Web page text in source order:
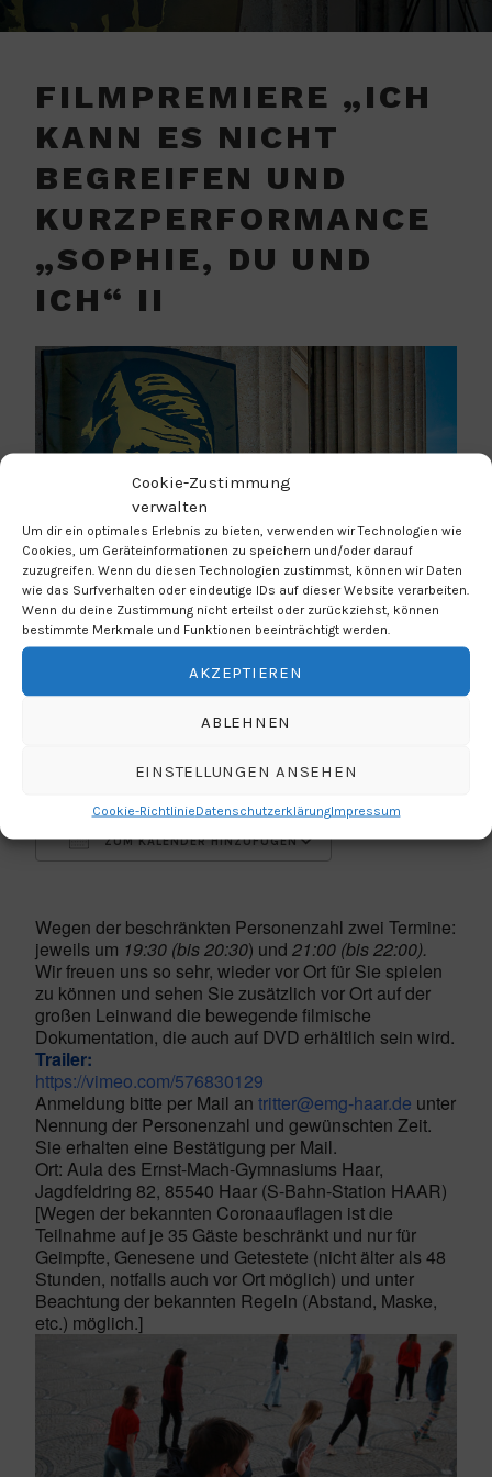
Cookie-Zustimmung
verwalten
Um dir ein optimales Erlebnis zu bieten, verwenden wir Technologien wie
Cookies, um Geräteinformationen zu speichern und/oder darauf
zuzugreifen. Wenn du diesen Technologien zustimmst, können wir Daten
wie das Surfverhalten oder eindeutige IDs auf dieser Website verarbeiten.
Wenn du deine Zustimmung nicht erteilst oder zurückziehst, können
bestimmte Merkmale und Funktionen beeinträchtigt werden.
AKZEPTIEREN
ABLEHNEN
EINSTELLUNGEN ANSEHEN
Cookie-RichtlinieDatenschutzerklärungImpressum
FILMPREMIERE „ICH
KANN ES NICHT
BEGREIFEN UND
KURZPERFORMANCE
„SOPHIE, DU UND
ICH“ II
WANN
21:00 Uhr - 22:00 Uhr
ZUM KALENDER HINZUFÜGEN
Wegen der beschränkten Personenzahl zwei Termine:
jeweils um 19:30 (bis 20:30) und 21:00 (bis 22:00).
Wir freuen uns so sehr, wieder vor Ort für Sie spielen
zu können und sehen Sie zusätzlich vor Ort auf der
großen Leinwand die bewegende filmische
Dokumentation, die auch auf DVD erhältlich sein wird.
Trailer:
https://vimeo.com/576830129
Anmeldung bitte per Mail an tritter@emg-haar.de unter
Nennung der Personenzahl und gewünschten Zeit.
Sie erhalten eine Bestätigung per Mail.
Ort: Aula des Ernst-Mach-Gymnasiums Haar,
Jagdfeldring 82, 85540 Haar (S-Bahn-Station HAAR)
[Wegen der bekannten Coronaauflagen ist die
Teilnahme auf je 35 Gäste beschränkt und nur für
Geimpfte, Genesene und Getestete (nicht älter als 48
Stunden, notfalls auch vor Ort möglich) und unter
Beachtung der bekannten Regeln (Abstand, Maske,
etc.) möglich.]